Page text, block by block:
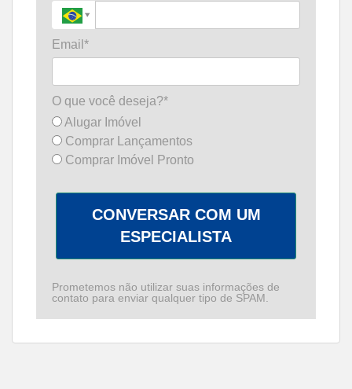
Email*
O que você deseja?*
Alugar Imóvel
Comprar Lançamentos
Comprar Imóvel Pronto
CONVERSAR COM UM
ESPECIALISTA
Prometemos não utilizar suas informações de
contato para enviar qualquer tipo de SPAM.